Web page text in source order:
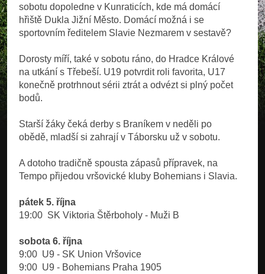
sobotu dopoledne v Kunraticích, kde má domácí
hřiště Dukla Jižní Město. Domácí možná i se
sportovním ředitelem Slavie Nezmarem v sestavě?
Dorosty míří, také v sobotu ráno, do Hradce Králové
na utkání s Třebeší. U19 potvrdit roli favorita, U17
konečně protrhnout sérii ztrát a odvézt si plný počet
bodů.
Starší žáky čeká derby s Braníkem v neděli po
obědě, mladší si zahrají v Táborsku už v sobotu.
A dotoho tradičně spousta zápasů přípravek, na
Tempo přijedou vršovické kluby Bohemians i Slavia.
pátek 5. října
19:00 SK Viktoria Štěrboholy - Muži B
sobota 6. října
9:00 U9 - SK Union Vršovice
9:00 U9 - Bohemians Praha 1905